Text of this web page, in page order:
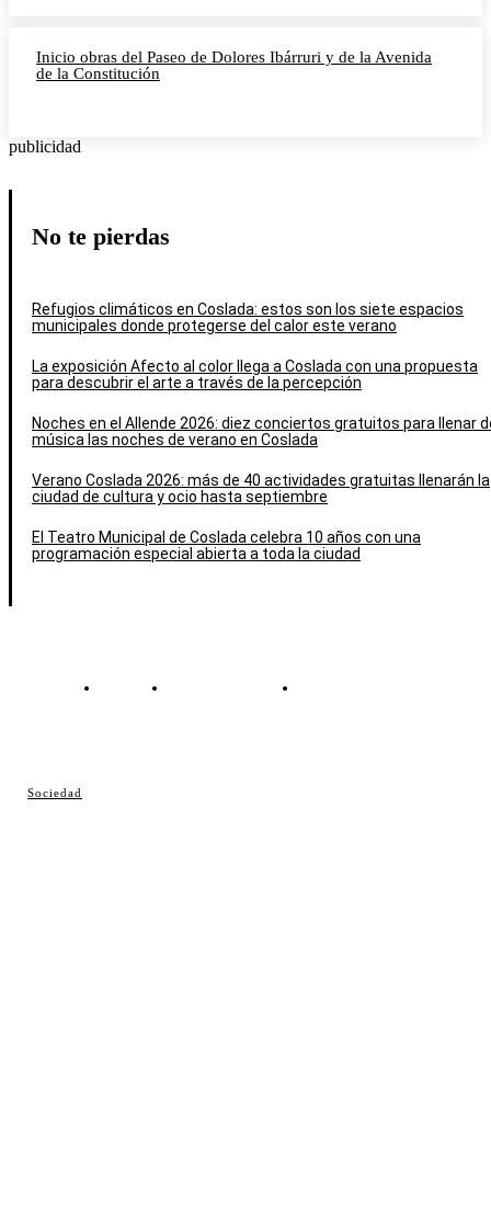
Sociedad
Inicio obras del Paseo de Dolores Ibárruri y de la Avenida
de la Constitución
publicidad
No te pierdas
Refugios climáticos en Coslada: estos son los siete espacios
municipales donde protegerse del calor este verano
La exposición Afecto al color llega a Coslada con una propuesta
para descubrir el arte a través de la percepción
Noches en el Allende 2026: diez conciertos gratuitos para llenar
música las noches de verano en Coslada
Verano Coslada 2026: más de 40 actividades gratuitas llenarán la
ciudad de cultura y ocio hasta septiembre
El Teatro Municipal de Coslada celebra 10 años con una
programación especial abierta a toda la ciudad
Contacto Política de cookies